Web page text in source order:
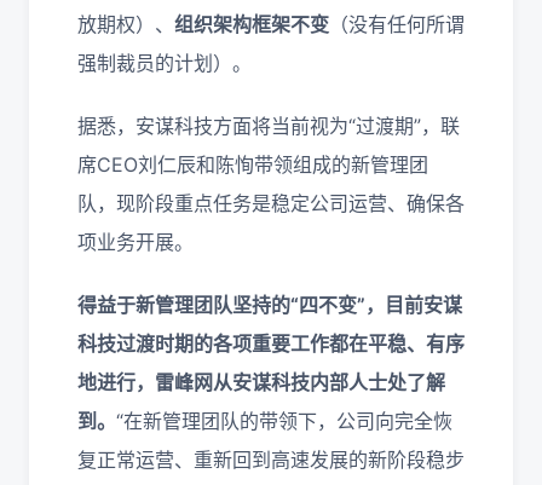
放期权）、 组织架构框架不变 （没有任何所谓
强制裁员的计划）。
据悉，安谋科技方面将当前视为“过渡期”，联
席CEO刘仁辰和陈恂带领组成的新管理团
队，现阶段重点任务是稳定公司运营、确保各
项业务开展。
得益于新管理团队坚持的“四不变”，目前安谋
科技过渡时期的各项重要工作都在平稳、有序
地进行，雷峰网从安谋科技内部人士处了解
到。 “在新管理团队的带领下，公司向完全恢
复正常运营、重新回到高速发展的新阶段稳步